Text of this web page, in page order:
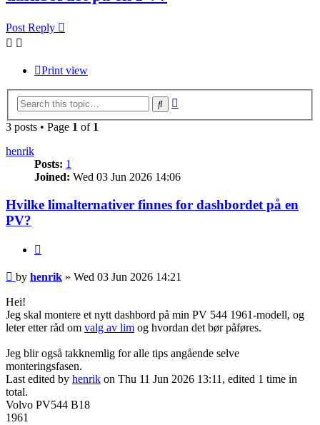
Post Reply
Print view
Search
3 posts • Page 1 of 1
henrik
Posts: 1
Joined: Wed 03 Jun 2026 14:06
Hvilke limalternativer finnes for dashbordet på en
PV?
Post
by henrik » Wed 03 Jun 2026 14:21
Hei!
Jeg skal montere et nytt dashbord på min PV 544 1961-modell, og
leter etter råd om valg av lim og hvordan det bør påføres.
Jeg blir også takknemlig for alle tips angående selve
monteringsfasen.
Last edited by henrik on Thu 11 Jun 2026 13:11, edited 1 time in
total.
Volvo PV544 B18
1961